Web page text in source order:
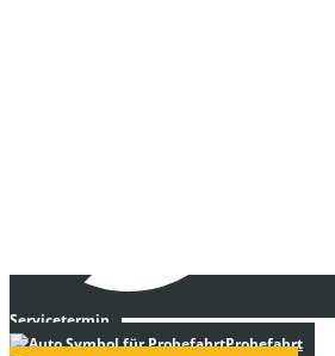
Servicetermin
Probefahrt